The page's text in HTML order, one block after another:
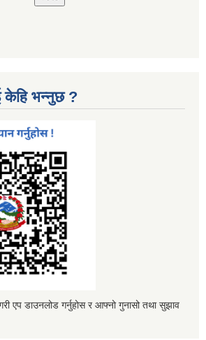
केहि भन्नुछ ?
एप डाउनलोड गर्नुहोस र आफ्नो गुनासो तथा सुझाव